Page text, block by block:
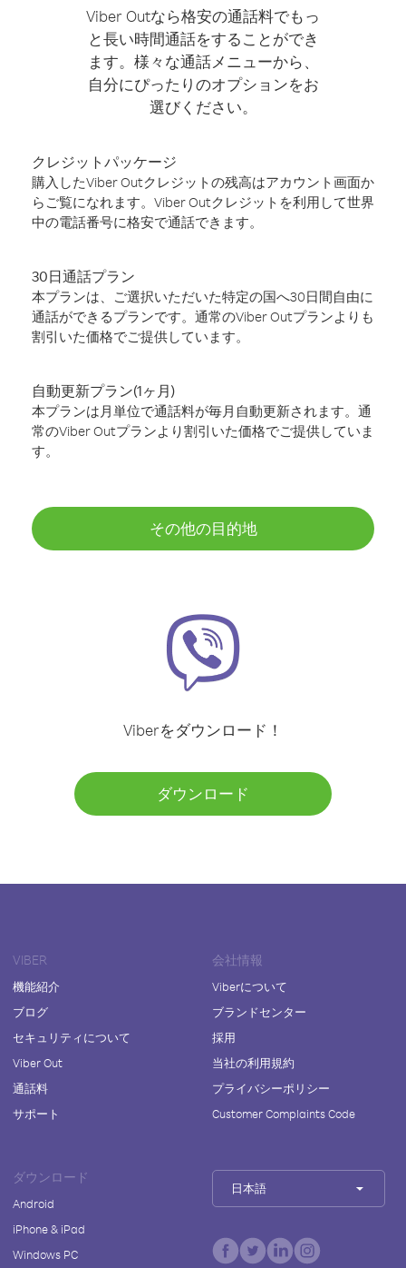
Viber Outなら格安の通話料でもっ
と長い時間通話をすることができ
ます。様々な通話メニューから、
自分にぴったりのオプションをお
選びください。
クレジットパッケージ
購入したViber Outクレジットの残高はアカウント画面か
らご覧になれます。Viber Outクレジットを利用して世界
中の電話番号に格安で通話できます。
30日通話プラン
本プランは、ご選択いただいた特定の国へ30日間自由に
通話ができるプランです。通常のViber Outプランよりも
割引いた価格でご提供しています。
自動更新プラン(1ヶ月)
本プランは月単位で通話料が毎月自動更新されます。通
常のViber Outプランより割引いた価格でご提供していま
す。
その他の目的地
Viberをダウンロード！
ダウンロード
VIBER
機能紹介
ブログ
セキュリティについて
Viber Out
通話料
サポート
会社情報
Viberについて
ブランドセンター
採用
当社の利用規約
プライバシーポリシー
Customer Complaints Code
ダウンロード
Android
iPhone & iPad
Windows PC
日本語